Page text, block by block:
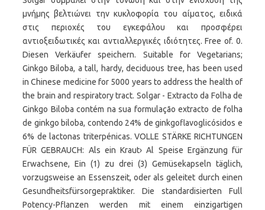
μνήμης βελτιώνει την κυκλοφορία του αίματος, ειδικά
στις περιοχές του εγκεφάλου και προσφέρει
αντιοξειδωτικές και αντιαλλεργικές ιδιότητες. Free of. 0.
Diesen Verkäufer speichern. Suitable for Vegetarians;
Ginkgo Biloba, a tall, hardy, deciduous tree, has been used
in Chinese medicine for 5000 years to address the health of
the brain and respiratory tract. Solgar - Extracto da Folha de
Ginkgo Biloba contém na sua formulação extracto de folha
de ginkgo biloba, contendo 24% de ginkgoflavoglicósidos e
6% de lactonas triterpénicas. VOLLE STÄRKE RICHTUNGEN
FÜR GEBRAUCH: Als ein Kraut› Al Speise Ergänzung für
Erwachsene, Ein (1) zu drei (3) Gemüsekapseln täglich,
vorzugsweise an Essenszeit, oder als geleitet durch einen
Gesundheitsfürsorgepraktiker. Die standardisierten Full
Potency-Pflanzen werden mit einem einzigartigen